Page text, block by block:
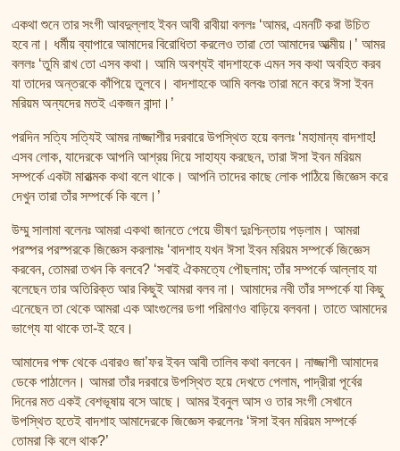
একথা শুনে তার সংগী আবদুল্লাহ ইবন আবী রাবীয়া বললঃ ‘আমর, এমনটি করা উচিত
হবে না। ধর্মীয় ব্যাপারে আমাদের বিরোধিতা করলেও তারা তো আমাদের আত্মীয়।’ আমর
বললঃ ‘তুমি রাখ তো এসব কথা। আমি অবশ্যই বাদশাহকে এমন সব কথা অবহিত করব
যা তাদের অন্তরকে কাঁপিয়ে তুলবে। বাদশাহকে আমি বলবঃ তারা মনে করে ঈসা ইবন
মরিয়ম অন্যদের মতই একজন বান্দা।’
পরদিন সত্যি সত্যিই আমর নাজ্জাশীর দরবারে উপস্থিত হয়ে বললঃ ‘মহামান্য বাদশাহ!
এসব লোক, যাদেরকে আপনি আশ্রয় দিয়ে সাহায্য করছেন, তারা ঈসা ইবন মরিয়ম
সম্পর্কে একটা মারাত্মক কথা বলে থাকে। আপনি তাদের কাছে লোক পাঠিয়ে জিজ্ঞেস করে
দেখুন তারা তাঁর সম্পর্কে কি বলে।’
উম্মু সালামা বলেনঃ আমরা একথা জানতে পেয়ে ভীষণ দুঃশ্চিন্তায় পড়লাম। আমরা
পরস্পর পরস্পরকে জিজ্ঞেস করলামঃ ‘বাদশাহ যখন ঈসা ইবন মরিয়ম সম্পর্কে জিজ্ঞেস
করবেন, তোমরা তখন কি বলবে? ‘সবাই ঐকমত্যে পৌছলাম; তাঁর সম্পর্কে আল্লাহ যা
বলেছেন তার অতিরিক্ত আর কিছুই আমরা বলব না। আমাদের নবী তাঁর সম্পর্কে যা কিছু
এনেছেন তা থেকে আমরা এক আংগুলের ডগা পরিমাণও বাড়িয়ে বলবনা। তাতে আমাদের
ভাগ্যে যা থাকে তা-ই হবে।
আমাদের পক্ষ থেকে এবারও জা’ফর ইবন আবী তালিব কথা বলবেন। নাজ্জাশী আমাদের
ডেকে পাঠালেন। আমরা তাঁর দরবারে উপস্থিত হয়ে দেখতে পেলাম, পাদ্রীরা পূর্বের
দিনের মত একই বেশভূষায় বসে আছে। আমর ইবনুল আস ও তার সংগী সেখানে
উপস্থিত হতেই বাদশাহ আমাদেরকে জিজ্ঞেস করলেনঃ ‘ঈসা ইবন মরিয়ম সম্পর্কে
তোমরা কি বলে থাক?’